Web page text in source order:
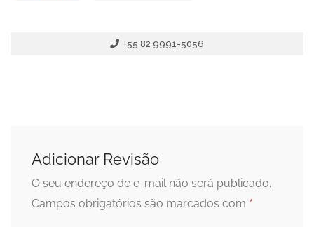
+55 82 9991-5056
Adicionar Revisão
O seu endereço de e-mail não será publicado.
Campos obrigatórios são marcados com *